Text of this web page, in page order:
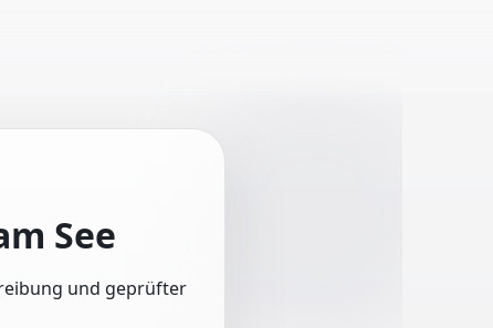
See
und geprüfter